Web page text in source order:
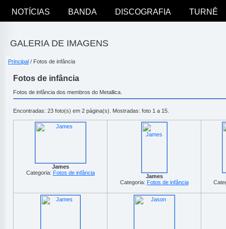
NOTÍCIAS BANDA DISCOGRAFIA TURNÊ
GALERIA DE IMAGENS
Principal / Fotos de infância
Fotos de infância
Fotos de infância dos membros do Metallica.
Encontradas: 23 foto(s) em 2 página(s). Mostradas: foto 1 a 15.
James
Categoria: Fotos de infância
James
Categoria: Fotos de infância